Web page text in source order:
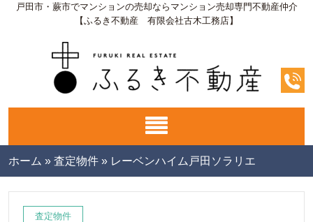
戸田市・蕨市でマンションの売却ならマンション売却専門不動産仲介
【ふるき不動産 有限会社古木工務店】
ホーム » 査定物件 » レーベンハイム戸田ソラリエ
査定物件